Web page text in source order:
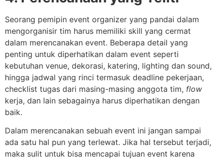
Seorang pemipin event organizer yang pandai dalam
mengorganisir tim harus memiliki skill yang cermat
dalam merencanakan event. Beberapa detail yang
penting untuk diperhatikan dalam event seperti
kebutuhan venue, dekorasi, katering, lighting dan sound,
hingga jadwal yang rinci termasuk deadline pekerjaan,
checklist tugas dari masing-masing anggota tim, flow
kerja, dan lain sebagainya harus diperhatikan dengan
baik.
Dalam merencanakan sebuah event ini jangan sampai
ada satu hal pun yang terlewat. Jika hal tersebut terjadi,
maka sulit untuk bisa mencapai tujuan event karena